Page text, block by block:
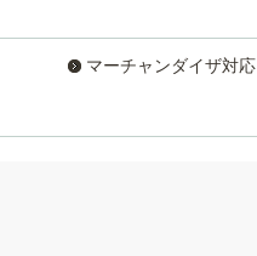
マーチャンダイザ対応